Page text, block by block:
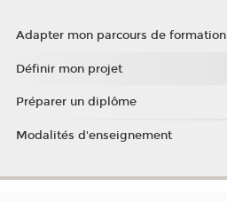
Adapter mon parcours de formation
Définir mon projet
Préparer un diplôme
Modalités d'enseignement